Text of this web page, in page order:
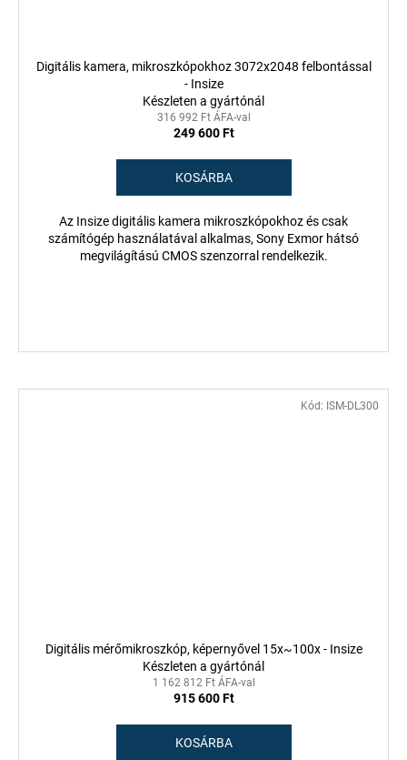
Digitális kamera, mikroszkópokhoz 3072x2048 felbontással
- Insize
Készleten a gyártónál
316 992 Ft ÁFA-val
249 600 Ft
KOSÁRBA
Az Insize digitális kamera mikroszkópokhoz és csak
számítógép használatával alkalmas, Sony Exmor hátsó
megvilágítású CMOS szenzorral rendelkezik.
Digitális mérőmikroszkóp, képernyővel 15x~100x - Insize
Készleten a gyártónál
1 162 812 Ft ÁFA-val
915 600 Ft
KOSÁRBA
Kód: ISM-DL300